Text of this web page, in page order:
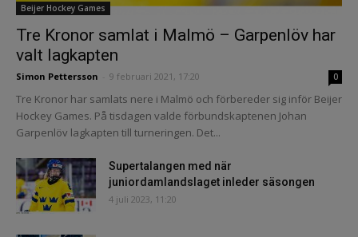
Beijer Hockey Games
Tre Kronor samlat i Malmö – Garpenlöv har
valt lagkapten
Simon Pettersson 9 februari 2021, 17:20 0
Tre Kronor har samlats nere i Malmö och förbereder sig inför Beijer
Hockey Games. På tisdagen valde förbundskaptenen Johan
Garpenlöv lagkapten till turneringen. Det...
Supertalangen med när
juniordamlandslaget inleder säsongen
4 juli 2023, 11:20